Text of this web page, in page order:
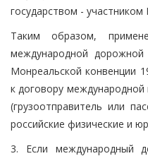
государством - участником
Таким образом,
международной дорожной
Монреальской конвенции
к договору
(грузоотправитель или
российские физические и
3. Если международный